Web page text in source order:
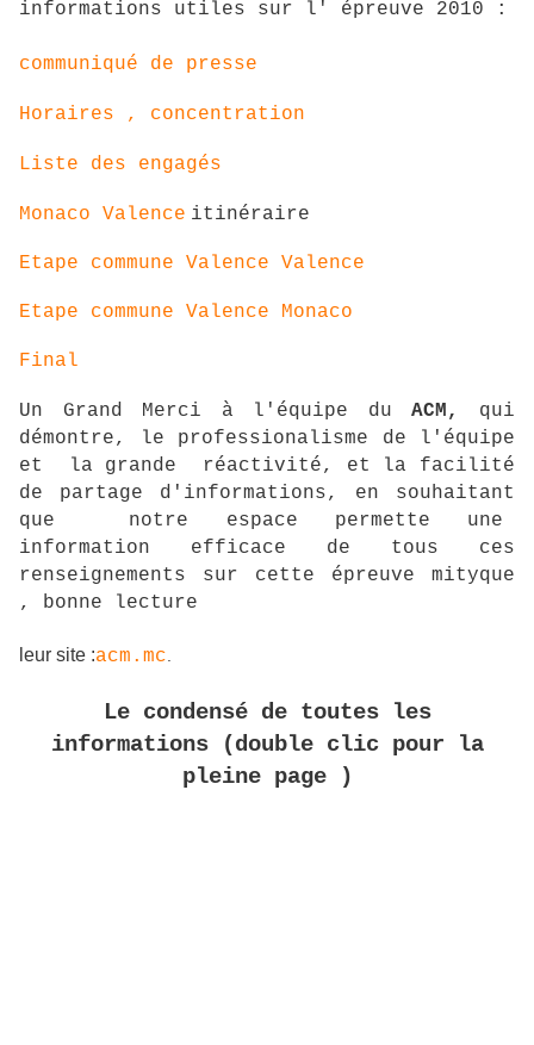
informations utiles sur l' épreuve 2010 :
communiqué de presse
Horaires , concentration
Liste des engagés
Monaco Valence itinéraire
Etape commune Valence Valence
Etape commune Valence Monaco
Final
Un Grand Merci à l'équipe duACM,
qui
démontre, le professionalisme de l'équipe
et la grande réactivité, et la facilité
de partage d'informations, en souhaitant
que notre espace permette une
information efficace de tous ces
renseignements sur cette épreuve mityque
, bonne lecture
leur site :acm.mc
Le condensé de toutes les
informations (double clic pour la
pleine page )